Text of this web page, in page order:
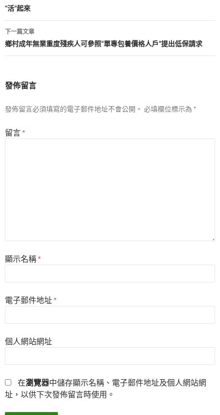
導
覽
“活”起來
下一篇文章
鄉村成年無業重度殘疾人可參照“單專包養價格人戶”提出低保請求
發佈留言
發佈留言必須填寫的電子郵件地址不會公開。 必填欄位標示為 *
留言 *
顯示名稱 *
電子郵件地址 *
個人網站網址
在瀏覽器中儲存顯示名稱、電子郵件地址及個人網站網
址，以供下次發佈留言時使用。